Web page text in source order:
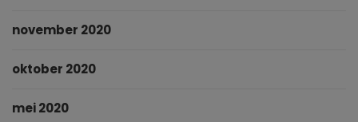
november 2020
oktober 2020
mei 2020